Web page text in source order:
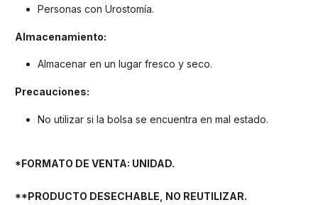
Personas con Urostomía.
Almacenamiento:
Almacenar en un lugar fresco y seco.
Precauciones:
No utilizar si la bolsa se encuentra en mal estado.
*FORMATO DE VENTA: UNIDAD.
**PRODUCTO DESECHABLE, NO REUTILIZAR.